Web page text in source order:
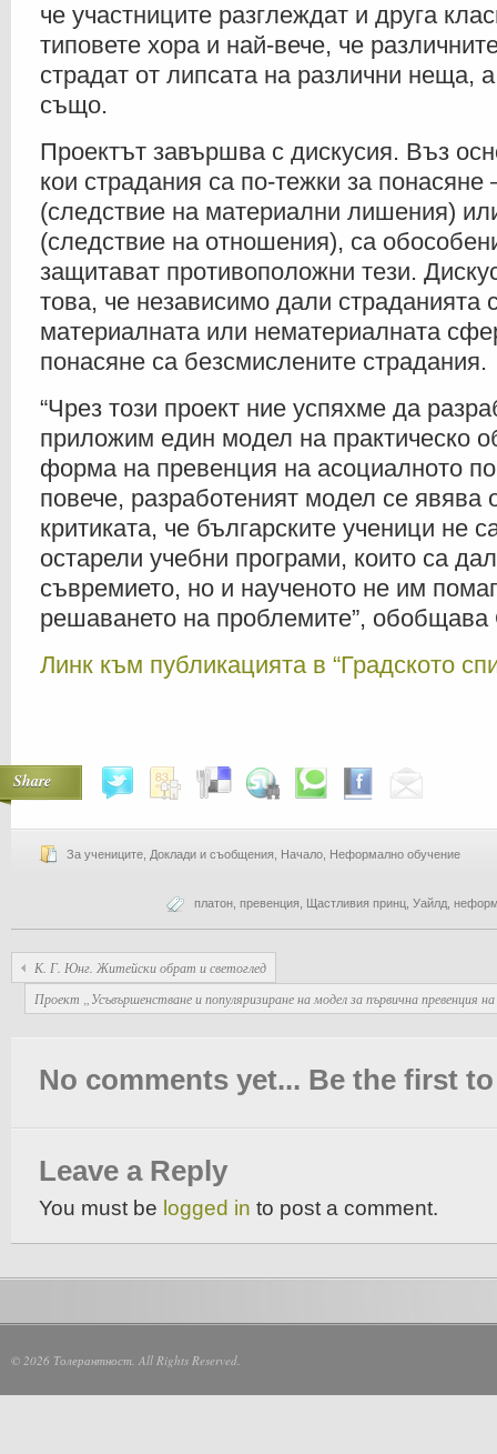
че участниците разглеждат и друга
типовете хора и най-вече, че
страдат от липсата на различни неща,
също.
Проектът завършва с дискусия. Въз
кои страдания са по-тежки за понасяне
(следствие на материални лишения)
(следствие на отношения), са
защитават противоположни тези.
това, че независимо дали страданията
материалната или нематериалната
понасяне са безсмислените страдания.
“Чрез този проект ние успяхме да
приложим един модел на практическо
форма на превенция на асоциалното
повече, разработеният модел се явява
критиката, че българските ученици не
остарели учебни програми, които са
съвремието, но и наученото не им
решаването на проблемите”, обобщава
Линк към публикацията в “Градското
Share
За учениците Доклади и съобщения Начало Неформално обучение
платон превенция Щастливия принц Уайлд
К. Г. Юнг. Житейски обрат и светоглед
Проект „Усъвършенстване и популяризиране на модел за първична превенция на
No comments yet... Be the first
Leave a Reply
You must be logged in to post a comment.
© 2026 Толерантност. All Rights Reserved.